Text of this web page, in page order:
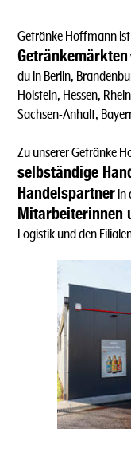
Getränke Hoffmann
Getränkemärkten
du in Berlin,
Holstein, Hessen,
Sachsen-Anhalt,
Zu unserer Getränke
selbständige
Handelspartner in
Mitarbeiterinnen
Logistik und den